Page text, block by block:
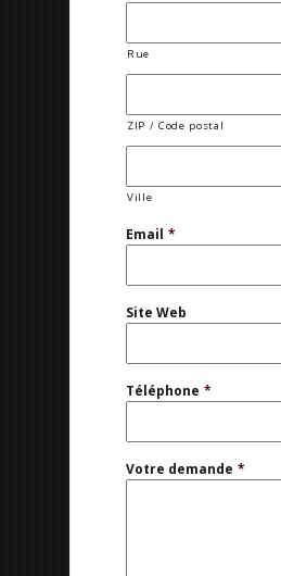
Rue
ZIP / Code postal
Ville
Email *
Site Web
Téléphone *
Votre demande *